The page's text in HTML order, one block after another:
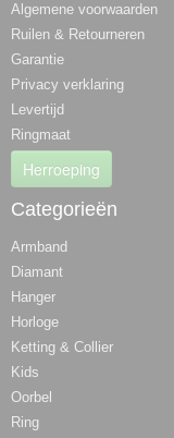
Algemene voorwaarden
Ruilen & Retourneren
Garantie
Privacy verklaring
Levertijd
Ringmaat
Herroeping
Categorieën
Armband
Diamant
Hanger
Horloge
Ketting & Collier
Kids
Oorbel
Ring